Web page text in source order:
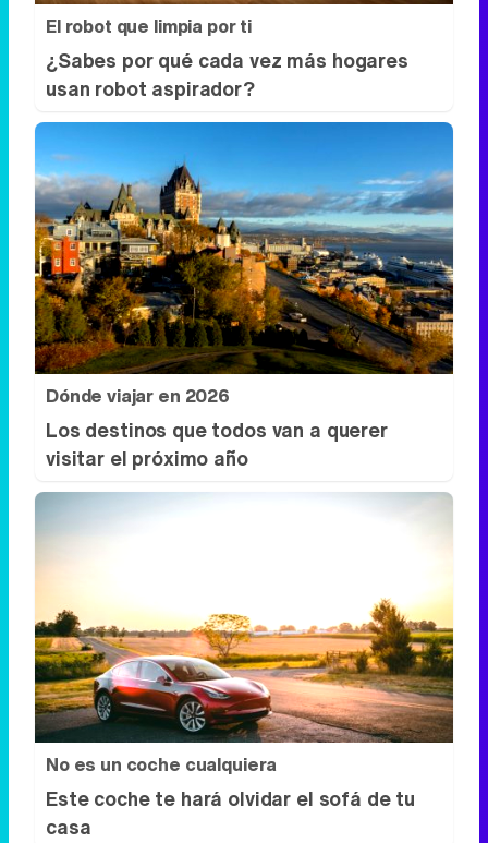
El robot que limpia por ti
¿Sabes por qué cada vez más hogares
usan robot aspirador?
Dónde viajar en 2026
Los destinos que todos van a querer
visitar el próximo año
No es un coche cualquiera
Este coche te hará olvidar el sofá de tu
casa